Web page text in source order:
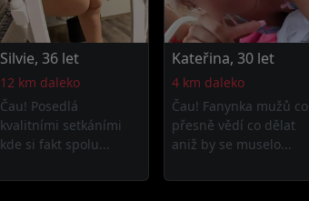
Silvie, 36 let
12 km daleko
Čau! Posedlá
kvalitními setkáními
kde si fakt spolu...
Kateřina, 30 let
4 km daleko
Čau! Fanynka mužů co
přesně vědí co dělat
aniž by se muselo...